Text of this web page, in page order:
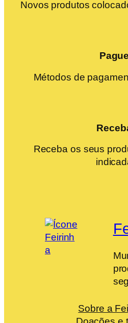
Novos produtos
Pague
Métodos de
Receba os seus
Sobre a